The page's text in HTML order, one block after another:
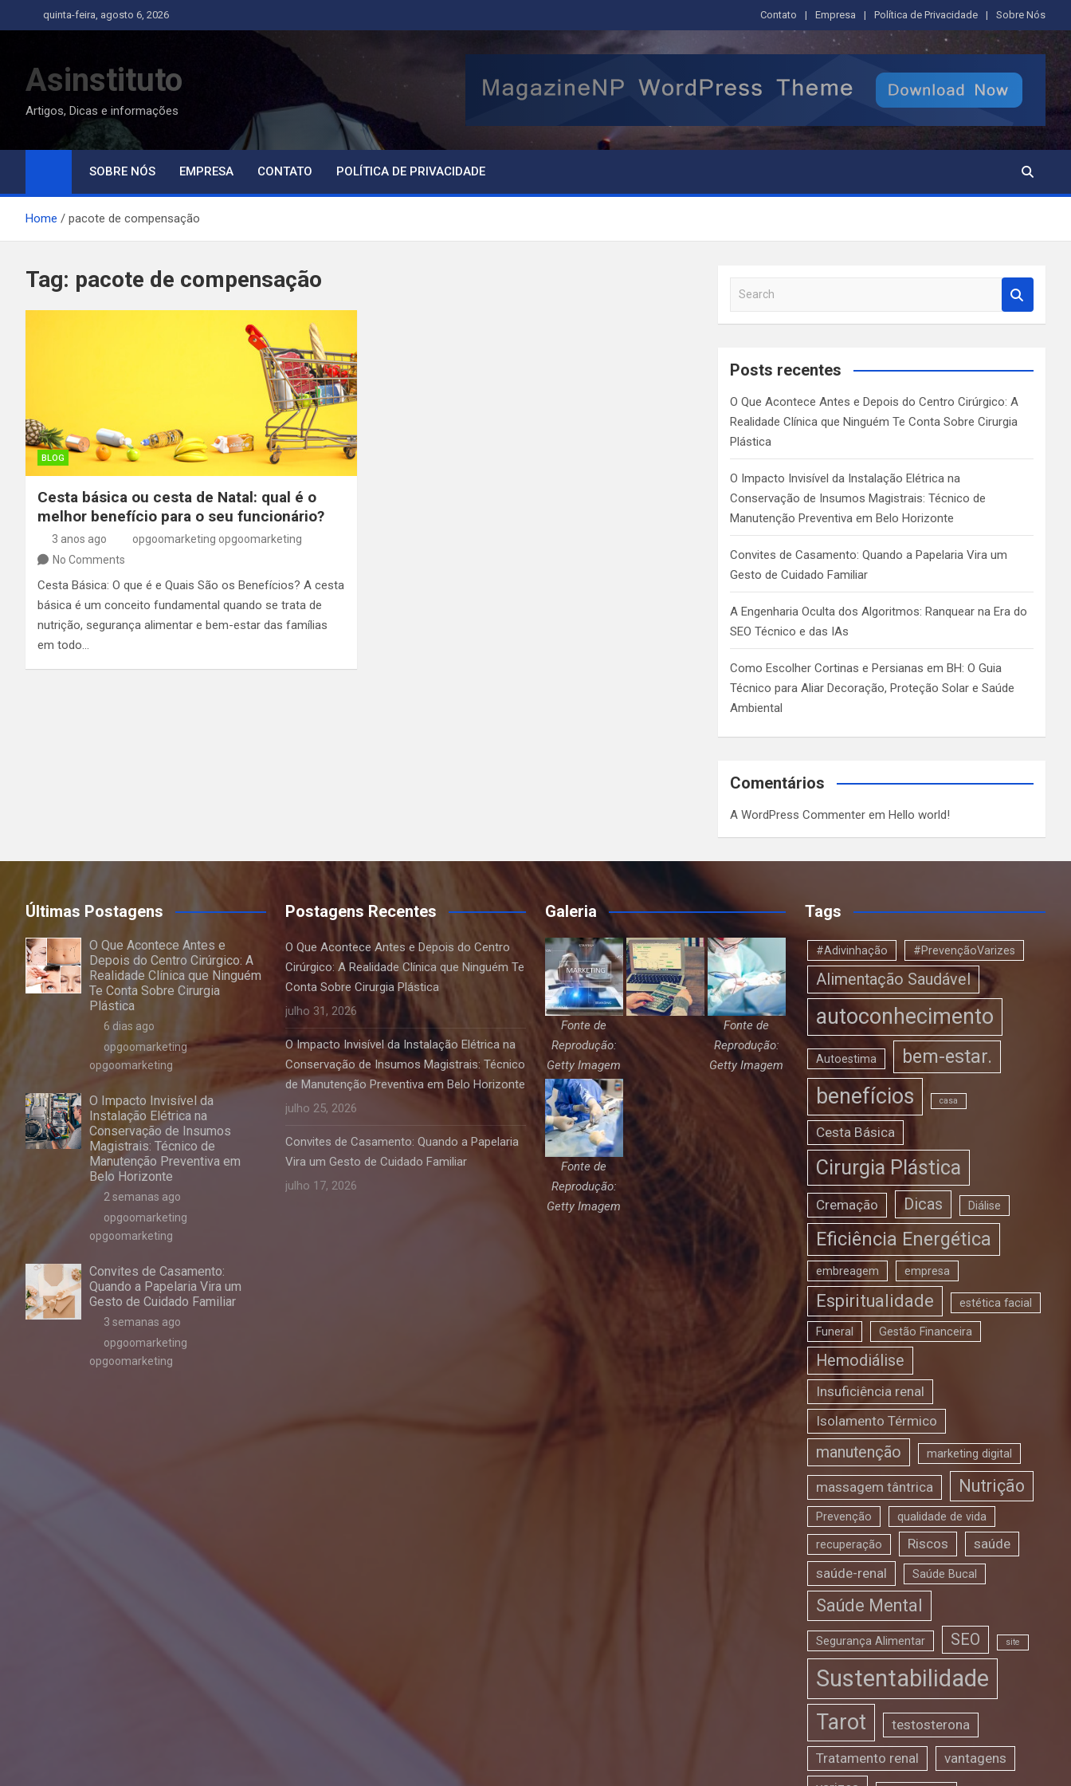
to
quinta-feira, agosto 6, 2026 Contato Empresa Política de Privacidade Sobre Nós
Asinstituto
Artigos, Dicas e informações
SOBRE NÓS EMPRESA CONTATO POLÍTICA DE PRIVACIDADE
Home pacote de compensação
Tag: pacote de compensação
BLOG
Cesta básica ou cesta de Natal: qual é o
melhor benefício para o seu funcionário?
3 anos ago
opgoomarketing opgoomarketing
No Comments
Cesta Básica: O que é e Quais São os Benefícios? A cesta
básica é um conceito fundamental quando se trata de
nutrição, segurança alimentar e bem-estar das famílias
em todo…
a
c
Posts recentes
O Que Acontece Antes e Depois do Centro Cirúrgico: A
Realidade Clínica que Ninguém Te Conta Sobre Cirurgia
Plástica
O Impacto Invisível da Instalação Elétrica na
Conservação de Insumos Magistrais: Técnico de
Manutenção Preventiva em Belo Horizonte
Convites de Casamento: Quando a Papelaria Vira um
Gesto de Cuidado Familiar
A Engenharia Oculta dos Algoritmos: Ranquear na Era do
SEO Técnico e das IAs
Como Escolher Cortinas e Persianas em BH: O Guia
Técnico para Aliar Decoração, Proteção Solar e Saúde
Ambiental
Comentários
A WordPress Commenter emHello world!
Últimas Postagens
O Que Acontece Antes e
Depois do Centro Cirúrgico: A
Realidade Clínica que Ninguém
Te Conta Sobre Cirurgia
Plástica
6 dias ago
opgoomarketing
opgoomarketing
O Impacto Invisível da
Instalação Elétrica na
Conservação de Insumos
Magistrais: Técnico de
Manutenção Preventiva em
Belo Horizonte
2 semanas ago
opgoomarketing
opgoomarketing
Convites de Casamento:
Quando a Papelaria Vira um
Gesto de Cuidado Familiar
3 semanas ago
opgoomarketing
opgoomarketing
Postagens Recentes
O Que Acontece Antes e Depois do Centro
Cirúrgico: A Realidade Clínica que Ninguém Te
Conta Sobre Cirurgia Plástica
julho 31, 2026
O Impacto Invisível da Instalação Elétrica na
Conservação de Insumos Magistrais: Técnico
de Manutenção Preventiva em Belo Horizonte
julho 25, 2026
Convites de Casamento: Quando a Papelaria
Vira um Gesto de Cuidado Familiar
julho 17, 2026
Galeria
Fonte de
Reprodução:
Getty Imagem
Fonte de
Reprodução:
Getty Imagem
Fonte de
Reprodução:
Getty Imagem
Tags
#Adivinhação #PrevençãoVarizes
Alimentação Saudável
autoconhecimento
Autoestima bem-estar.
benefícios casa
Cesta Básica
Cirurgia Plástica
Cremação Dicas Diálise
Eficiência Energética
embreagem empresa
Espiritualidade estética facial
Funeral Gestão Financeira
Hemodiálise
Insuficiência renal
Isolamento Térmico
manutenção marketing digital
massagem tântrica Nutrição
Prevenção qualidade de vida
recuperação Riscos
saúde
saúde-renal
Saúde Bucal
Saúde Mental
Segurança Alimentar SEO site
Sustentabilidade
Tarot testosterona
Tratamento renal
vantagens